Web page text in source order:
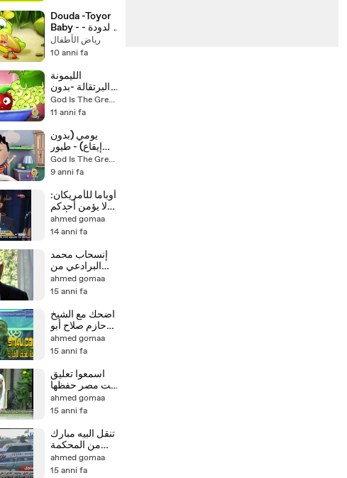
Douda -Toyor
Baby - الدودة -
دودة في البستان
- طيور بيبي
رياض الأطفال
10 anni fa
الليمونة
والبرتقالة -بدون
إيقاع- - طيور
بيبي
God Is The Greatest
11 anni fa
يومي (بدون
إيقاع) - طيور
بيبي _ Toyor
Baby Channel
God Is The Greatest
9 anni fa
أوباما للأمريكان:
لا يؤمن أحدكم
حتى يحب لأخيه
ما يحبه لنفسه
ahmed gomaa
14 anni fa
إنسحاب محمد
البرادعي من
إنتخابات الرئاسة
ahmed gomaa
15 anni fa
اضحك مع الشيخ
حازم صلاح أبو
إسماعيل
والشيخ كشك
ahmed gomaa
15 anni fa
اسمعوا تعليق
بنت مصر حفظها
الله تعالى
ahmed gomaa
15 anni fa
تنقل البيه مبارك
من المحكمة
الى جناحه فى
(المستشفى
ahmed gomaa
15 anni fa